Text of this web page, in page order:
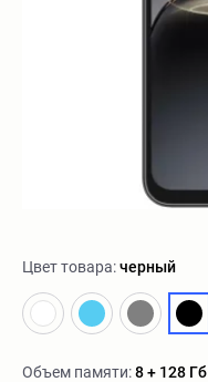
Цвет товара:черный
Объем памяти:8 + 128 Гб